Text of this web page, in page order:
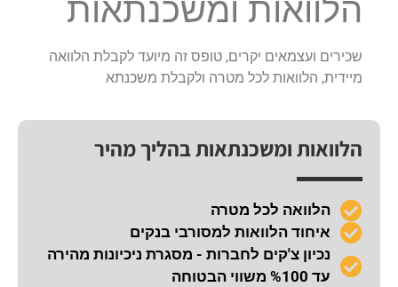
הלוואות ומשכנתאות
שכירים ועצמאים יקרים, טופס זה מיועד לקבלת הלוואה
מיידית, הלוואות לכל מטרה ולקבלת משכנתא
הלוואות ומשכנתאות בהליך מהיר
הלוואה לכל מטרה
איחוד הלוואות למסורבי בנקים
נכיון צ'קים לחברות - מסגרת ניכיונות מהירה
עד %100 משווי הבטוחה